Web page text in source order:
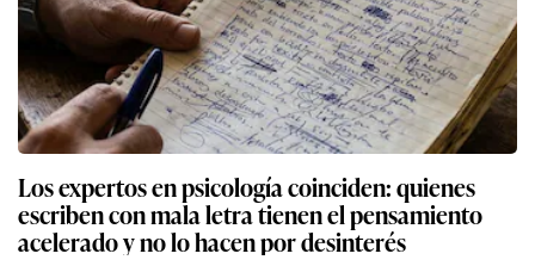
Los expertos en psicología coinciden: quienes
escriben con mala letra tienen el pensamiento
acelerado y no lo hacen por desinterés